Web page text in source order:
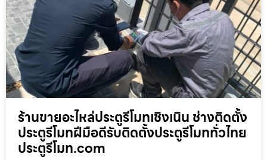
ร้านขายอะไหล่ประตูรีโมทเชิงเนิน ช่างติดตั้ง
ประตูรีโมทฝีมือดีรับติดตั้งประตูรีโมททั่วไทย
ประตูรีโมท.com